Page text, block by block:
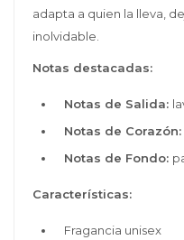
adapta a quien la lleva,
inolvidable.
Notas destacadas:
Notas de Salida:
Notas de Corazón:
Notas de Fondo:
Características:
Fragancia unisex